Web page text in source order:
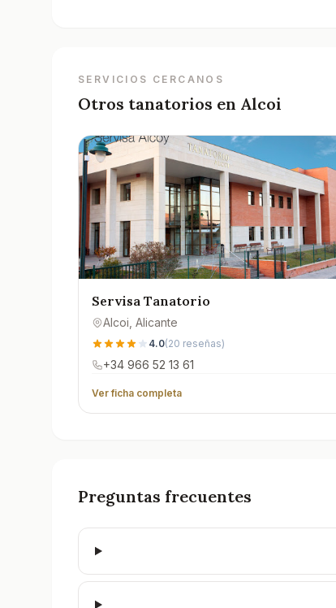
SERVICIOS CERCANOS
Otros tanatorios en Alcoi
Servisa Tanatorio
Alcoi , Alicante
4.0(20 reseñas)
+34 966 52 13 61
Ver ficha completa
Preguntas frecuentes